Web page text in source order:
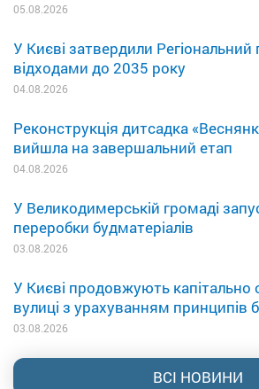
05.08.2026
У Києві затвердили Регіональний
відходами до 2035 року
04.08.2026
Реконструкція дитсадка
вийшла на завершальний етап
04.08.2026
У Великодимерській громаді
переробки будматеріалів
03.08.2026
У Києві продовжують
вулиці з урахуванням принципів
03.08.2026
ВСІ НОВИНИ